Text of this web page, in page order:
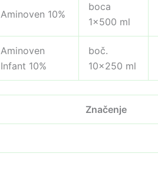
Aminoven 10%
boca
1×500 ml
Aminoven
Infant 10%
boč.
10×250 ml
Značenje